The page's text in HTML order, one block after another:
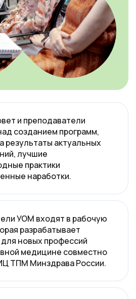
и преподаватели
созданием программ,
результаты актуальных
лучшие
практики
наработки.
УОМ входят в рабочую
разрабатывает
новых профессий
медицине совместно
ТПМ Минздрава России.